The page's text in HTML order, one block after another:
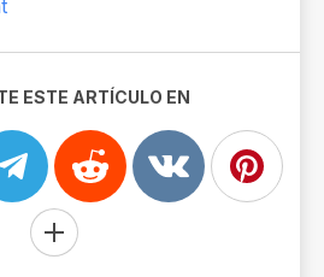
ESTE ARTÍCULO EN